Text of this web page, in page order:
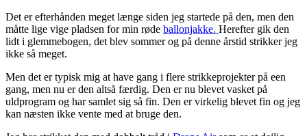
Det er efterhånden meget længe siden jeg startede på den, men den
måtte lige vige pladsen for min røde ballonjakke. Herefter gik den
lidt i glemmebogen, det blev sommer og på denne årstid strikker jeg
ikke så meget.
Men det er typisk mig at have gang i flere strikkeprojekter på een
gang, men nu er den altså færdig. Den er nu blevet vasket på
uldprogram og har samlet sig så fin. Den er virkelig blevet fin og jeg
kan næsten ikke vente med at bruge den.